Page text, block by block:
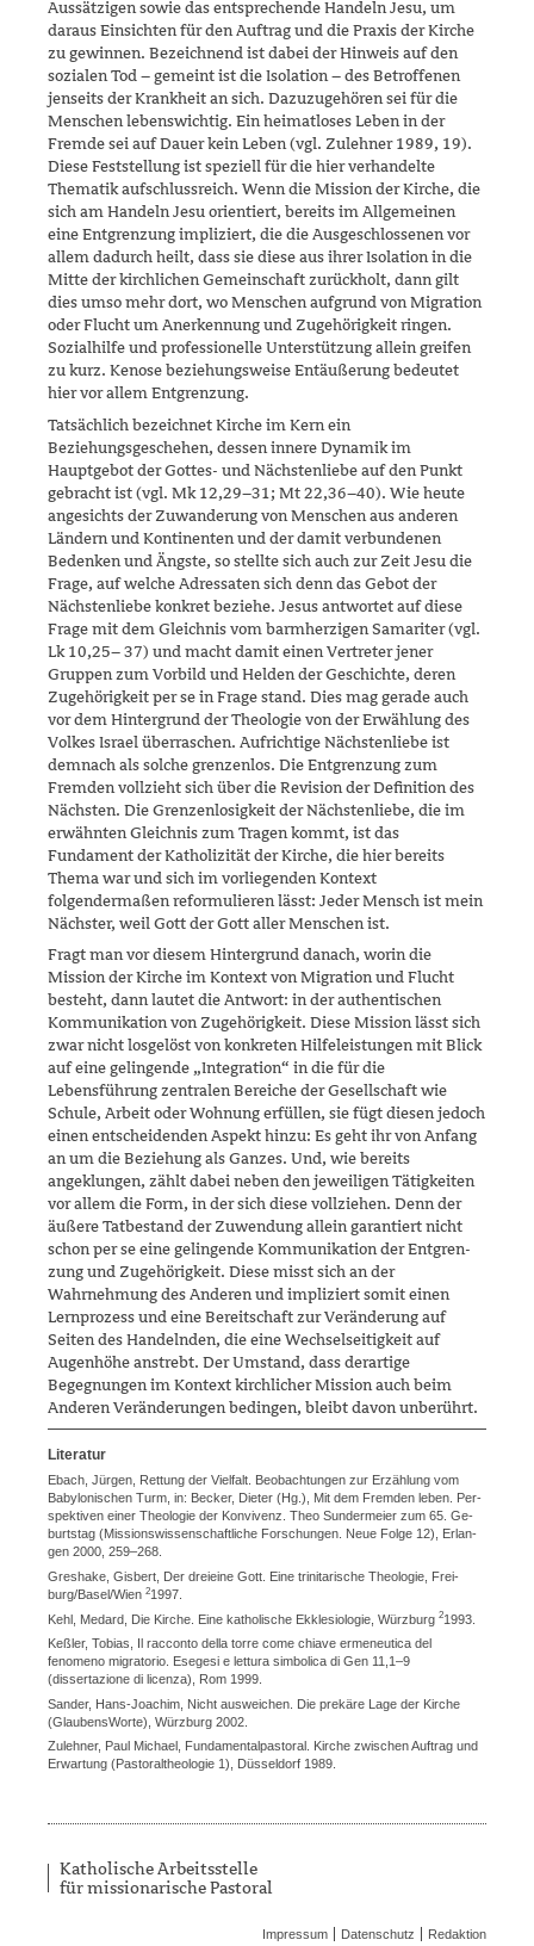
Aussätzigen sowie das entsprechende Han­deln Jesu, um
daraus Einsichten für den Auftrag und die Praxis der Kir­che
zu gewinnen. Bezeichnend ist dabei der Hinweis auf den
sozialen Tod – gemeint ist die Isolation – des Betroffenen
jenseits der Krankheit an sich. Dazuzugehören sei für die
Menschen lebenswichtig. Ein heimat­loses Leben in der
Fremde sei auf Dauer kein Leben (vgl. Zulehner 1989, 19).
Diese Feststellung ist speziell für die hier verhandelte
Thematik auf­schlussreich. Wenn die Mission der Kirche, die
sich am Handeln Jesu orientiert, bereits im Allgemeinen
eine Entgrenzung impliziert, die die Ausgeschlossenen vor
allem dadurch heilt, dass sie diese aus ihrer Isola­tion in die
Mitte der kirchlichen Gemeinschaft zurückholt, dann gilt
dies umso mehr dort, wo Menschen aufgrund von Migration
oder Flucht um Anerkennung und Zugehörigkeit ringen.
Sozialhilfe und professionelle Unterstützung allein greifen
zu kurz. Kenose beziehungsweise Entäuße­rung bedeutet
hier vor allem Entgrenzung.
Tatsächlich bezeichnet Kirche im Kern ein
Beziehungsgeschehen, dessen innere Dynamik im
Hauptgebot der Gottes- und Nächstenliebe auf den Punkt
gebracht ist (vgl. Mk 12,29–31; Mt 22,36–40). Wie heute
ange­sichts der Zuwanderung von Menschen aus anderen
Ländern und Konti­nenten und der damit verbundenen
Bedenken und Ängste, so stellte sich auch zur Zeit Jesu die
Frage, auf welche Adressaten sich denn das Gebot der
Nächstenliebe konkret beziehe. Jesus antwortet auf diese
Frage mit dem Gleichnis vom barmherzigen Samariter (vgl.
Lk 10,25– 37) und macht damit einen Vertreter jener
Gruppen zum Vorbild und Helden der Geschichte, deren
Zugehörigkeit per se in Frage stand. Dies mag gerade auch
vor dem Hintergrund der Theologie von der Erwählung des
Volkes Israel überraschen. Aufrichtige Nächstenliebe ist
demnach als solche grenzenlos. Die Entgrenzung zum
Fremden vollzieht sich über die Revi­sion der Definition des
Nächsten. Die Grenzenlosigkeit der Nächsten­lie­be, die im
erwähnten Gleichnis zum Tragen kommt, ist das
Fundament der Katholizität der Kirche, die hier bereits
Thema war und sich im vor­lie­genden Kontext
folgendermaßen reformulieren lässt: Jeder Mensch ist mein
Nächster, weil Gott der Gott aller Menschen ist.
Fragt man vor diesem Hintergrund danach, worin die
Mission der Kirche im Kontext von Migration und Flucht
besteht, dann lautet die Antwort: in der authentischen
Kommunikation von Zugehörigkeit. Diese Mission lässt sich
zwar nicht losgelöst von konkreten Hilfeleistungen mit Blick
auf eine gelingende „Integration“ in die für die
Lebensführung zentralen Bereiche der Gesellschaft wie
Schule, Arbeit oder Wohnung erfüllen, sie fügt diesen jedoch
einen entscheidenden Aspekt hinzu: Es geht ihr von Anfang
an um die Beziehung als Ganzes. Und, wie bereits
angeklungen, zählt dabei neben den jeweiligen Tätigkeiten
vor allem die Form, in der sich diese vollziehen. Denn der
äußere Tatbestand der Zuwendung allein garantiert nicht
schon per se eine gelingende Kommunikation der Ent­gren­
zung und Zugehörigkeit. Diese misst sich an der
Wahrnehmung des Anderen und impliziert somit einen
Lernprozess und eine Bereitschaft zur Veränderung auf
Seiten des Handelnden, die eine Wechselseitigkeit auf
Augenhöhe anstrebt. Der Umstand, dass derartige
Begegnungen im Kontext kirchlicher Mission auch beim
Anderen Veränderungen bedin­gen, bleibt davon unberührt.
Literatur
Ebach, Jürgen, Rettung der Vielfalt. Beo­­bachtungen zur Erzählung vom
Babylonischen Turm, in: Becker, Dieter (Hg.), Mit dem Fremden leben. Per­
spek­tiven einer Theologie der Konvi­venz. Theo Sundermeier zum 65. Ge­
burtstag (Missionswissenschaftliche Forschungen. Neue Folge 12), Erlan­
gen 2000, 259–268.
Greshake , Gisbert, Der dreieine Gott. Eine trinitarische Theologie, Frei­
burg/Basel/Wien 21997.
Kehl , Medard, Die Kirche. Eine katho­lische Ekklesiologie, Würzburg 21993.
Keßler, Tobias, Il racconto della torre come chiave ermeneutica del
fenomeno migratorio. Esegesi e lettura simbolica di Gen 11,1–9
(dissertazione di licenza), Rom 1999.
Sander, Hans-Joachim, Nicht auswei­chen. Die prekäre Lage der Kirche
(GlaubensWorte), Würzburg 2002.
Zulehner, Paul Michael, Fundamental­pastoral. Kirche zwischen Auftrag und
Erwartung (Pastoraltheologie 1), Düsseldorf 1989.
Katholische Arbeitsstelle
für missionarische Pastoral
Impressum Datenschutz Redaktion